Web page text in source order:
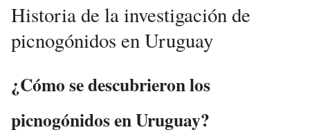
Historia de la investigación de
picnogónidos en Uruguay
¿Cómo se descubrieron los
picnogónidos en Uruguay?